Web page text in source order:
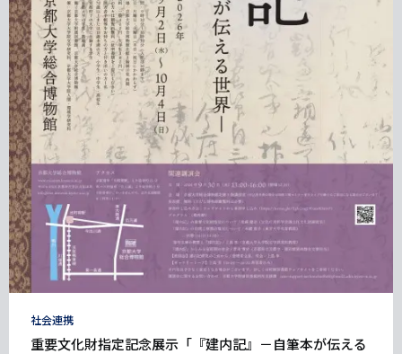
タ
グ
社会連携
重要文化財指定記念展示「『建内記』－自筆本が伝える